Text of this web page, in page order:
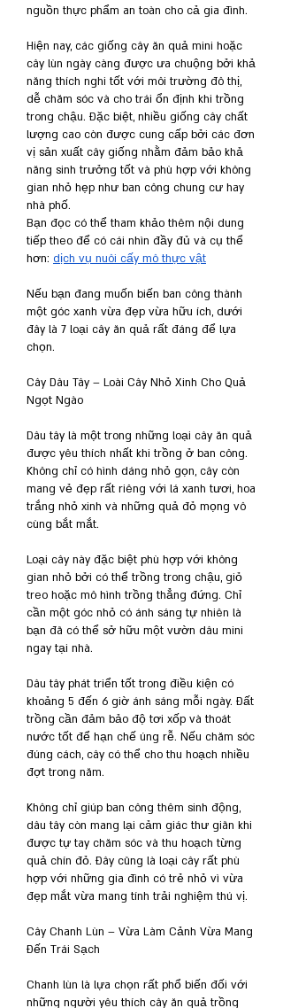
nguồn thực phẩm an toàn cho cả gia đình.
Hiện nay, các giống cây ăn quả mini hoặc
cây lùn ngày càng được ưa chuộng bởi khả
năng thích nghi tốt với môi trường đô thị,
dễ chăm sóc và cho trái ổn định khi trồng
trong chậu. Đặc biệt, nhiều giống cây chất
lượng cao còn được cung cấp bởi các đơn
vị sản xuất cây giống nhằm đảm bảo khả
năng sinh trưởng tốt và phù hợp với không
gian nhỏ hẹp như ban công chung cư hay
nhà phố.
Bạn đọc có thể tham khảo thêm nội dung
tiếp theo để có cái nhìn đầy đủ và cụ thể
hơn: dịch vụ nuôi cấy mô thực vật
Nếu bạn đang muốn biến ban công thành
một góc xanh vừa đẹp vừa hữu ích, dưới
đây là 7 loại cây ăn quả rất đáng để lựa
chọn.
Cây Dâu Tây – Loài Cây Nhỏ Xinh Cho Quả
Ngọt Ngào
Dâu tây là một trong những loại cây ăn quả
được yêu thích nhất khi trồng ở ban công.
Không chỉ có hình dáng nhỏ gọn, cây còn
mang vẻ đẹp rất riêng với lá xanh tươi, hoa
trắng nhỏ xinh và những quả đỏ mọng vô
cùng bắt mắt.
Loại cây này đặc biệt phù hợp với không
gian nhỏ bởi có thể trồng trong chậu, giỏ
treo hoặc mô hình trồng thẳng đứng. Chỉ
cần một góc nhỏ có ánh sáng tự nhiên là
bạn đã có thể sở hữu một vườn dâu mini
ngay tại nhà.
Dâu tây phát triển tốt trong điều kiện có
khoảng 5 đến 6 giờ ánh sáng mỗi ngày. Đất
trồng cần đảm bảo độ tơi xốp và thoát
nước tốt để hạn chế úng rễ. Nếu chăm sóc
đúng cách, cây có thể cho thu hoạch nhiều
đợt trong năm.
Không chỉ giúp ban công thêm sinh động,
dâu tây còn mang lại cảm giác thư giãn khi
được tự tay chăm sóc và thu hoạch từng
quả chín đỏ. Đây cũng là loại cây rất phù
hợp với những gia đình có trẻ nhỏ vì vừa
đẹp mắt vừa mang tính trải nghiệm thú vị.
Cây Chanh Lùn – Vừa Làm Cảnh Vừa Mang
Đến Trái Sạch
Chanh lùn là lựa chọn rất phổ biến đối với
những người yêu thích cây ăn quả trồng